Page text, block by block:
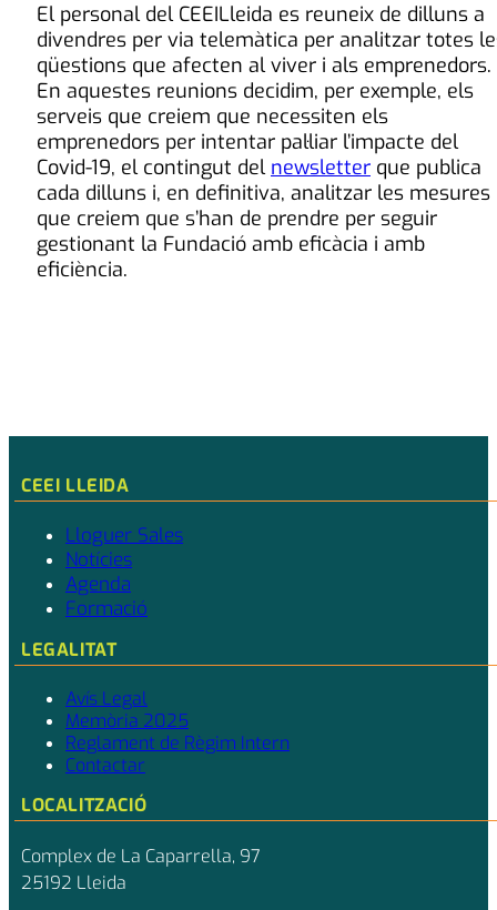
El personal del CEEILleida es reuneix de dilluns a
divendres per via telemàtica per analitzar totes
qüestions que afecten al viver i als emprenedors.
En aquestes reunions decidim, per exemple, els
serveis que creiem que necessiten els
emprenedors per intentar pal·liar l’impacte del
Covid-19, el contingut del newsletter que publica
cada dilluns i, en definitiva, analitzar les mesures
que creiem que s’han de prendre per seguir
gestionant la Fundació amb eficàcia i amb
eficiència.
CEEI LLEIDA
Lloguer Sales
Notícies
Agenda
Formació
LEGALITAT
Avís Legal
Memòria 2025
Reglament de Règim Intern
Contactar
LOCALITZACIÓ
Complex de La Caparrella, 97
25192 Lleida